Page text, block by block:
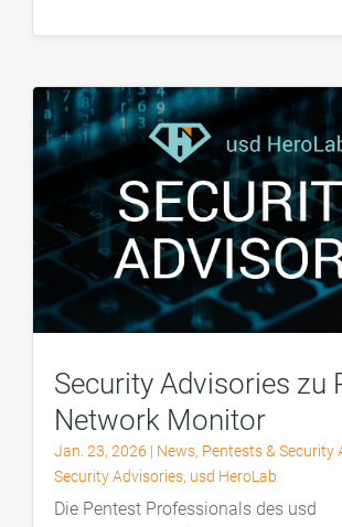
Security Advisories zu
Network Monitor
Jan. 23, 2026 | News, Pentests & Security
Security Advisories, usd HeroLab
Die Pentest Professionals des usd